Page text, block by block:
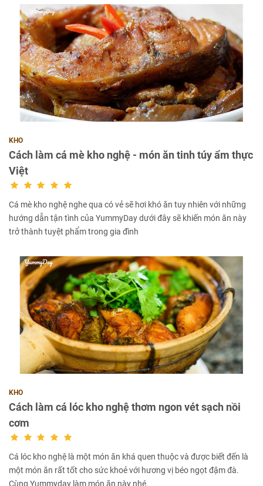
KHO
Cách làm cá mè kho nghệ - món ăn tinh túy ẩm thực
Việt
Cá mè kho nghệ nghe qua có vẻ sẽ hơi khó ăn tuy nhiên với những
hướng dẫn tận tình của YummyDay dưới đây sẽ khiến món ăn này
trở thành tuyệt phẩm trong gia đình
KHO
Cách làm cá lóc kho nghệ thơm ngon vét sạch nồi
cơm
Cá lóc kho nghệ là một món ăn khá quen thuộc và được biết đến là
một món ăn rất tốt cho sức khoẻ với hương vị béo ngọt đậm đà.
Cùng Yummyday làm món ăn này nhé.